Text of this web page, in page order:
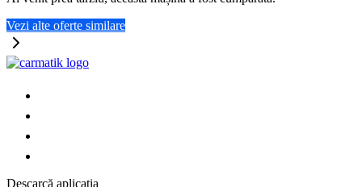
Vezi alte oferte similare
Descarcă aplicația